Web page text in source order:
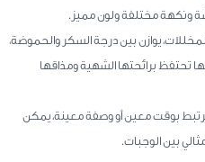
ونكهة مختلفة ولون مميز.
يوازن بين درجة السكر والحموضة،
تحتفظ برائحتها الشهية ومذاقها
بوقت معين أو وصفة معينة، يمكن
بين الوجبات.